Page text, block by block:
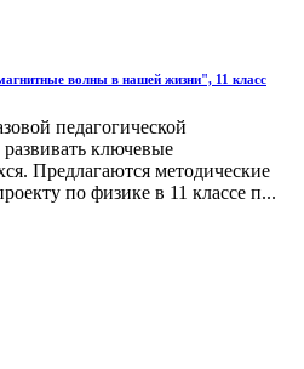
волны в нашей жизни", 11 класс
педагогической
ключевые
Предлагаются методические
по физике в 11 классе п...